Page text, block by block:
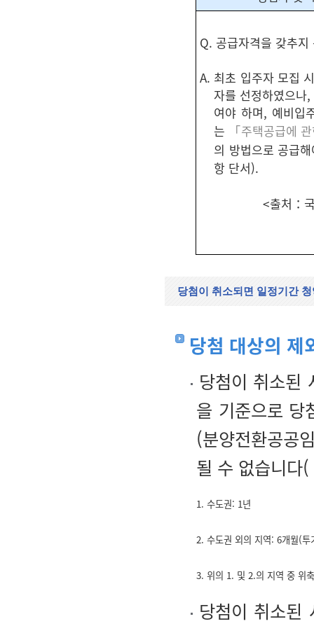
Q. 공급자격을 갖추
A. 최초 입주자 모집
자를 선정하였으나
여야 하며, 예비입
는
「주택공급에
의 방법으로 공급
항 단서).
<출처：
당첨이 취소되면 일정기간
당첨 대상의 제
당첨이 취소된
을 기준으로 당
(분양전환공공
될 수 없습니다(
1. 수도권: 1년
2. 수도권 외의 지역: 6개월(
3. 위의 1. 및 2.의 지역 중 위
당첨이 취소된